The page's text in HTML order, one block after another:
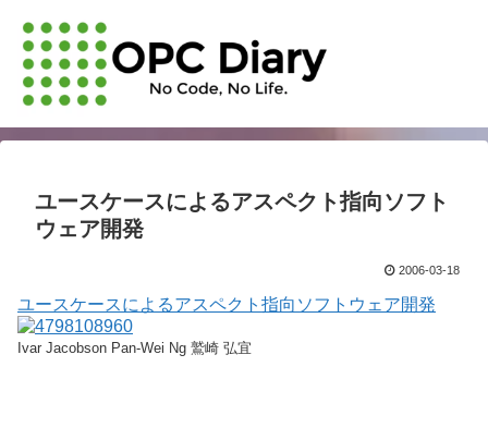
ユースケースによるアスペクト指向ソフト
ウェア開発
2006-03-18
ユースケースによるアスペクト指向ソフトウェア開発
Ivar Jacobson Pan-Wei Ng 鷲崎 弘宜